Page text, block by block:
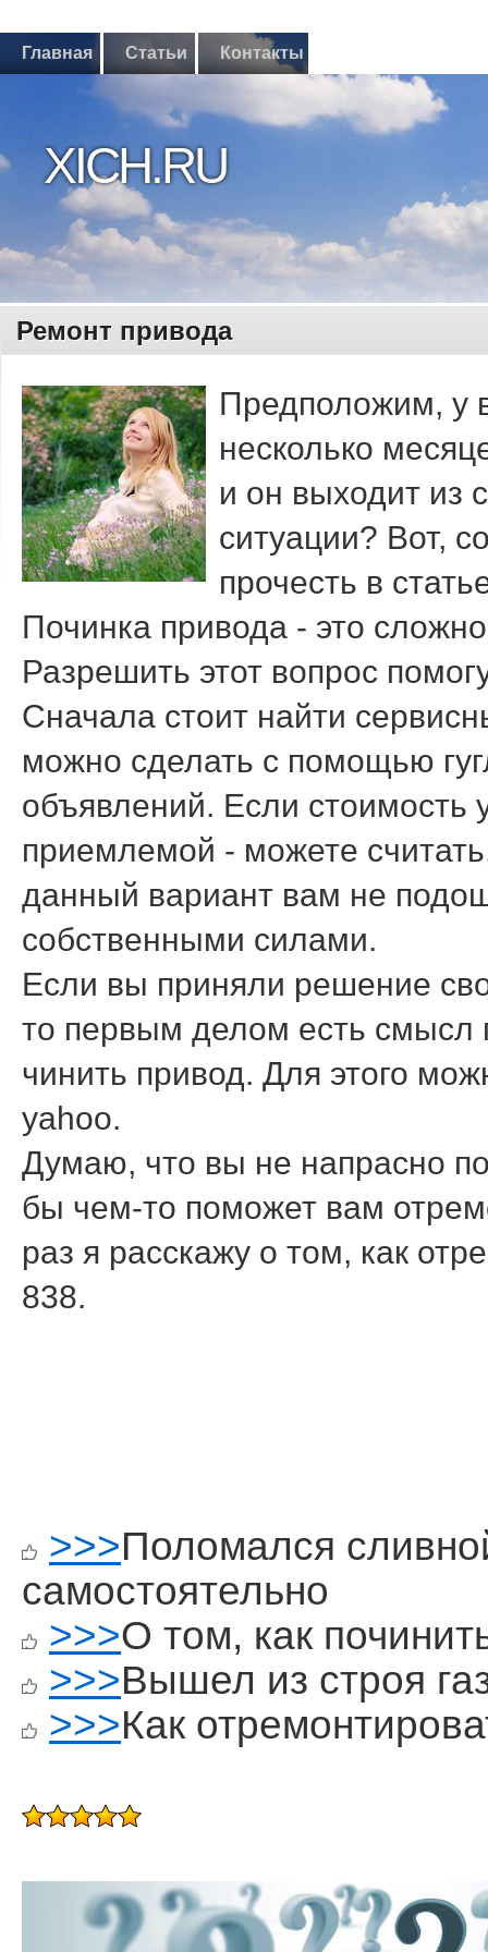
Главная Статьи Контакты
XICH.RU
Ремонт привода
Предположим, у
несколько
и он выходит из
ситуации? Вот,
прочесть в
Починка привода - это
Разрешить этот вопрос
Сначала стоит найти
можно сделать с помощью
объявлений. Если стоимость
приемлемой - можете
данный вариант вам не
собственными силами.
Если вы приняли решение
то первым делом есть смысл
чинить привод. Для этого
yahoo.
Думаю, что вы не напрасно
бы чем-то поможет вам
раз я расскажу о том, как
838.
>>>Поломался
самостоятельно
>>>О том, как
>>>Вышел из строя
>>>Как